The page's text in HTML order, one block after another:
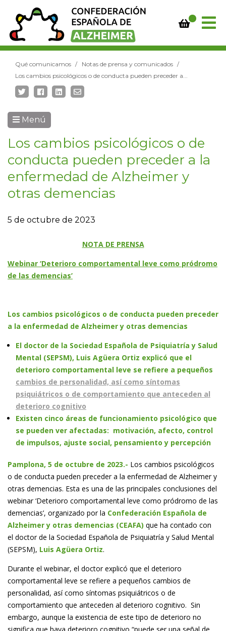
Qué comunicamos
Notas de prensa y comunicados
Los cambios psicológicos o de conducta pueden preceder a...
Menú
Los cambios psicológicos o de
conducta pueden preceder a la
enfermedad de Alzheimer y
otras demencias
5 de octubre de 2023
NOTA DE PRENSA
Webinar ‘Deterioro comportamental leve como pródromo
de las demencias’
Los cambios psicológicos o de conducta pueden preceder
a la enfermedad de Alzheimer y otras demencias
El doctor de la Sociedad Española de Psiquiatría y Salud
Mental (SEPSM), Luis Agüera Ortiz explicó que el
deterioro comportamental leve se refiere a pequeños
cambios de personalidad, así como síntomas
psiquiátricos o de comportamiento que anteceden al
deterioro cognitivo
Existen cinco áreas de funcionamiento psicológico que
se pueden ver afectadas: motivación, afecto, control
de impulsos, ajuste social, pensamiento y percepción
Pamplona, 5 de octubre de 2023.- Los cambios psicológicos
o de conducta pueden preceder a la enfermedad de Alzheimer y
otras demencias. Esta es una de las principales conclusiones del
webinar ‘Deterioro comportamental leve como pródromo de las
demencias’, organizado por la Confederación Española de
Alzheimer y otras demencias (CEAFA) que ha contado con
el doctor de la Sociedad Española de Psiquiatría y Salud Mental
(SEPSM), Luis Agüera Ortiz.
Durante el webinar, el doctor explicó que el deterioro
comportamental leve se refiere a pequeños cambios de
personalidad, así como síntomas psiquiátricos o de
comportamiento que anteceden al deterioro cognitivo. Sin
embargo, aunque la existencia de este tipo de deterioro no